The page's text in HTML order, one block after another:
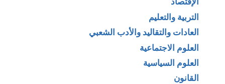
التربية والتعليم
العادات والتقاليد والأدب الشعبي
العلوم الاجتماعية
العلوم السياسية
القانون